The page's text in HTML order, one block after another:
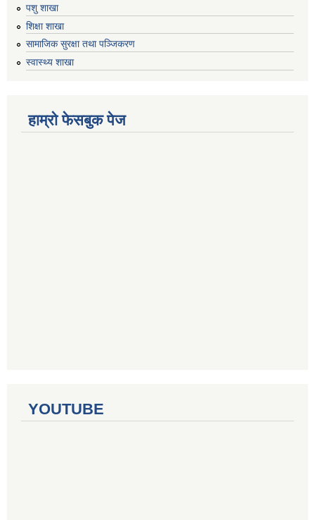
पशु शाखा
शिक्षा शाखा
सामाजिक सुरक्षा तथा पञ्जिकरण
स्वास्थ्य शाखा
हाम्रो फेसबुक पेज
YOUTUBE